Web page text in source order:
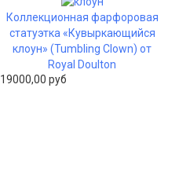
Коллекционная фарфоровая
статуэтка «Кувыркающийся
клоун» (Tumbling Clown) от
Royal Doulton
19000,00 руб